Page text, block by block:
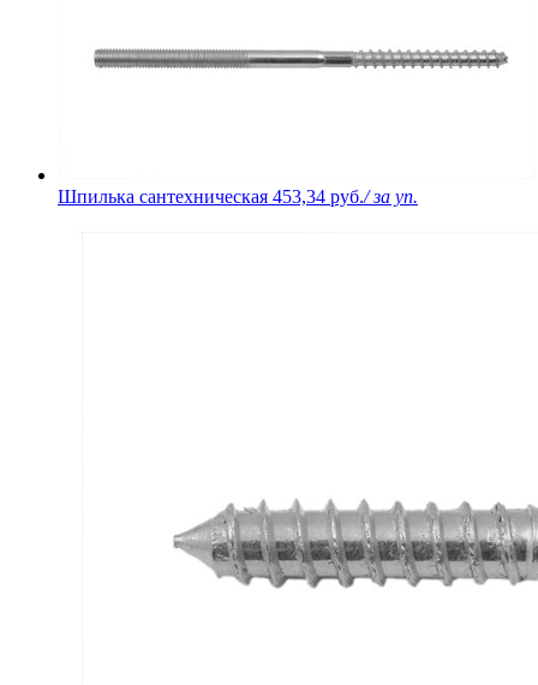
Шпилька сантехническая 453,34 руб./ за уп.